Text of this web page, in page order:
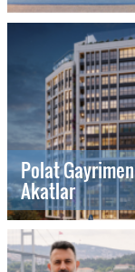
Polat
Akatlar